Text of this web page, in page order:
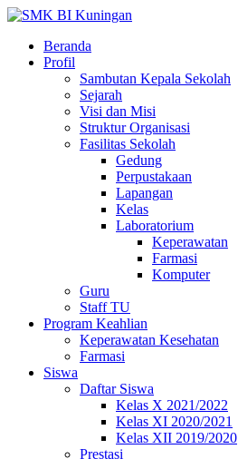
Beranda
Profil
Sambutan Kepala Sekolah
Sejarah
Visi dan Misi
Struktur Organisasi
Fasilitas Sekolah
Gedung
Perpustakaan
Lapangan
Kelas
Laboratorium
Keperawatan
Farmasi
Komputer
Guru
Staff TU
Program Keahlian
Keperawatan Kesehatan
Farmasi
Siswa
Daftar Siswa
Kelas X 2021/2022
Kelas XI 2020/2021
Kelas XII 2019/2020
Prestasi